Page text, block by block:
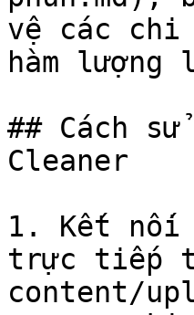
vệ các
hàm lượng
## Cách
Cleaner
1. Kết nối
trực tiếp
content/